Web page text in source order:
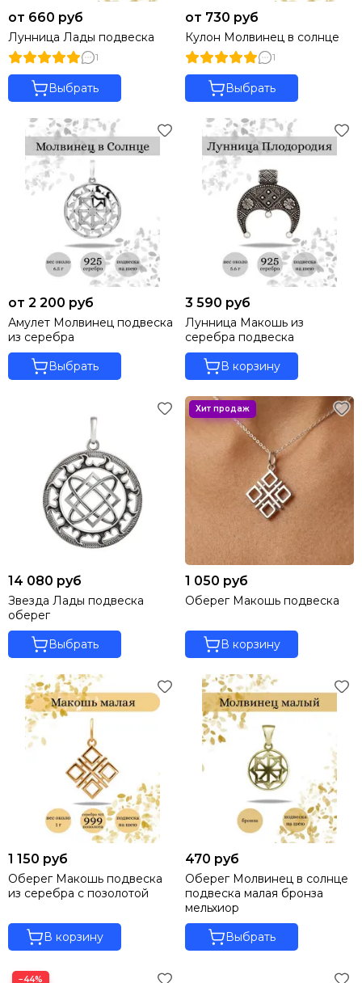
Нумерология: магия чисел
Сакральная геометрия
Минимализм
Буквы
от 660 руб
Лунница Лады подвеска
1
Выбрать
от 730 руб
Кулон Молвинец в солнце
1
Выбрать
от 2 200 руб
Амулет Молвинец подвеска
из серебра
Выбрать
3 590 руб
Лунница Макошь из
серебра подвеска
В корзину
14 080 руб
Звезда Лады подвеска
оберег
Выбрать
1 050 руб
Оберег Макошь подвеска
В корзину
1 150 руб
Оберег Макошь подвеска
из серебра с позолотой
В корзину
470 руб
Оберег Молвинец в солнце
подвеска малая бронза
мельхиор
Выбрать
−44%